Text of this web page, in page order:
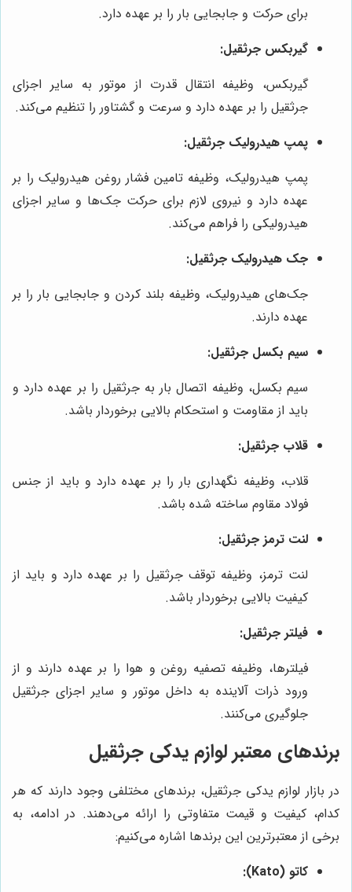
برای حرکت و جابجایی بار را بر عهده دارد.
گیربکس جرثقیل:
گیربکس، وظیفه انتقال قدرت از موتور به سایر اجزای
جرثقیل را بر عهده دارد و سرعت و گشتاور را تنظیم می‌کند.
پمپ هیدرولیک جرثقیل:
پمپ هیدرولیک، وظیفه تامین فشار روغن هیدرولیک را بر
عهده دارد و نیروی لازم برای حرکت جک‌ها و سایر اجزای
هیدرولیکی را فراهم می‌کند.
جک هیدرولیک جرثقیل:
جک‌های هیدرولیک، وظیفه بلند کردن و جابجایی بار را بر
عهده دارند.
سیم بکسل جرثقیل:
سیم بکسل، وظیفه اتصال بار به جرثقیل را بر عهده دارد و
باید از مقاومت و استحکام بالایی برخوردار باشد.
قلاب جرثقیل:
قلاب، وظیفه نگهداری بار را بر عهده دارد و باید از جنس
فولاد مقاوم ساخته شده باشد.
لنت ترمز جرثقیل:
لنت ترمز، وظیفه توقف جرثقیل را بر عهده دارد و باید از
کیفیت بالایی برخوردار باشد.
فیلتر جرثقیل:
فیلترها، وظیفه تصفیه روغن و هوا را بر عهده دارند و از
ورود ذرات آلاینده به داخل موتور و سایر اجزای جرثقیل
جلوگیری می‌کنند.
برندهای معتبر لوازم یدکی جرثقیل
در بازار لوازم یدکی جرثقیل، برندهای مختلفی وجود دارند که هر
کدام، کیفیت و قیمت متفاوتی را ارائه می‌دهند. در ادامه، به
برخی از معتبرترین این برندها اشاره می‌کنیم:
کاتو (Kato):